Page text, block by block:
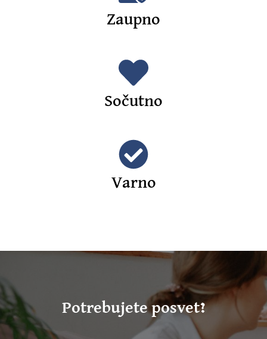
Zaupno
Sočutno
Varno
Potrebujete posvet?